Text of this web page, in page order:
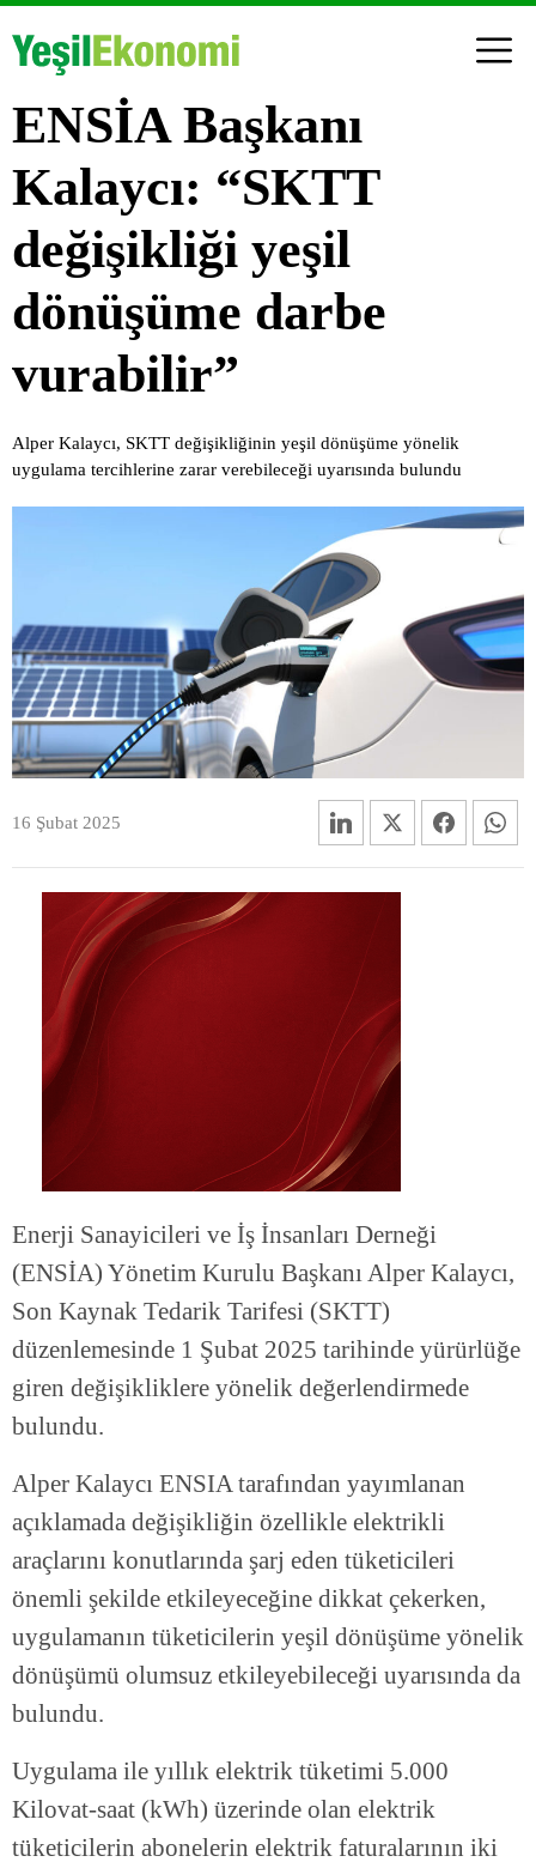
ENSİA Başkanı
Kalaycı: “SKTT
değişikliği yeşil
dönüşüme darbe
vurabilir”
Alper Kalaycı, SKTT değişikliğinin yeşil dönüşüme yönelik
uygulama tercihlerine zarar verebileceği uyarısında bulundu
16 Şubat 2025
Enerji Sanayicileri ve İş İnsanları Derneği
(ENSİA) Yönetim Kurulu Başkanı Alper Kalaycı,
Son Kaynak Tedarik Tarifesi (SKTT)
düzenlemesinde 1 Şubat 2025 tarihinde yürürlüğe
giren değişikliklere yönelik değerlendirmede
bulundu.
Alper Kalaycı ENSIA tarafından yayımlanan
açıklamada değişikliğin özellikle elektrikli
araçlarını konutlarında şarj eden tüketicileri
önemli şekilde etkileyeceğine dikkat çekerken,
uygulamanın tüketicilerin yeşil dönüşüme yönelik
dönüşümü olumsuz etkileyebileceği uyarısında da
bulundu.
Uygulama ile yıllık elektrik tüketimi 5.000
Kilovat-saat (kWh) üzerinde olan elektrik
tüketicilerin abonelerin elektrik faturalarının iki